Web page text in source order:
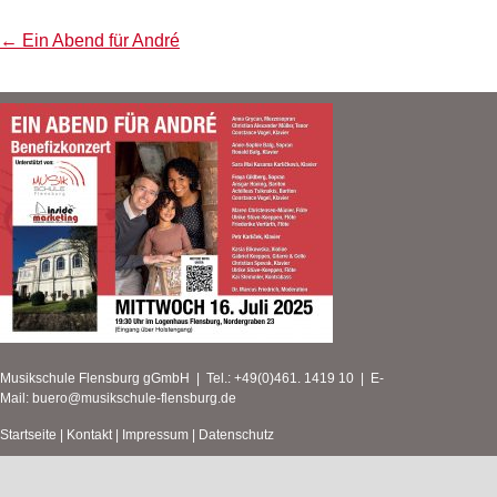
Post
← Ein Abend für André
Musikschule Flensburg gGmbH | Tel.: +49(0)461. 1419 10 | E-
Mail: buero@musikschule-flensburg.de
Startseite Kontakt| Impressum Datenschutz